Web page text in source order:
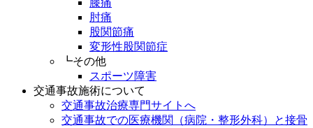
膝痛
肘痛
股関節痛
変形性股関節症
┗その他
スポーツ障害
交通事故施術について
交通事故治療専門サイトへ
交通事故での医療機関（病院・整形外科）と接骨